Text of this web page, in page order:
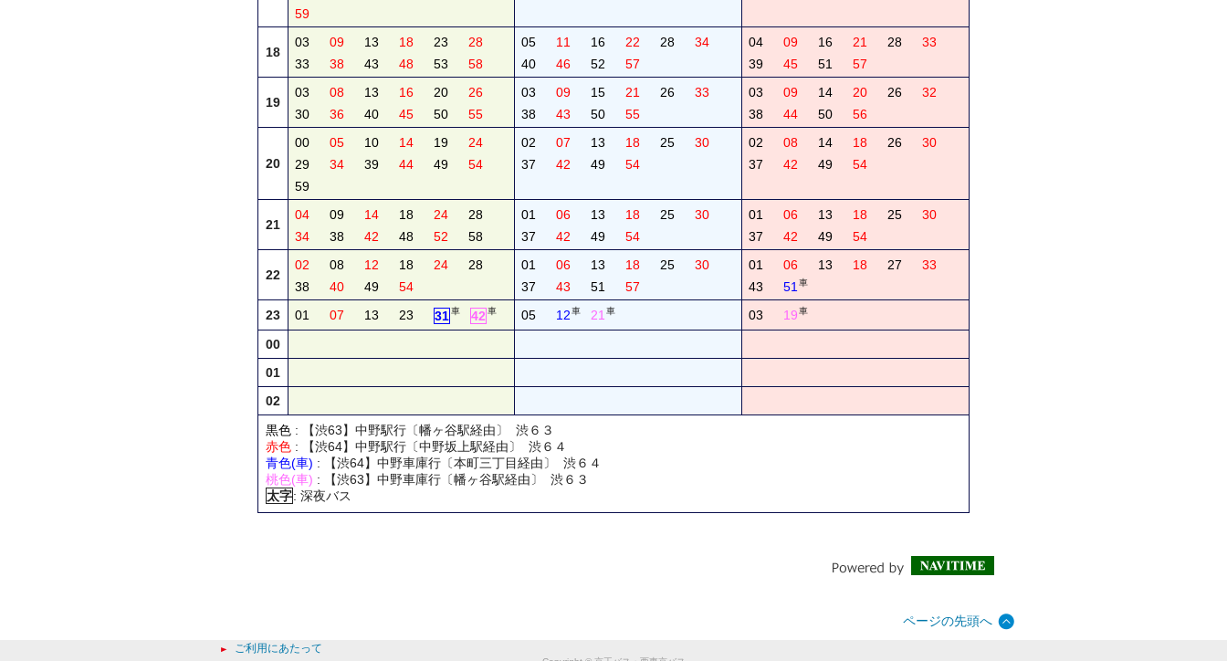
59
18
03 09 13 18 23
28
33
38 43 48 53 58
05 11 16 22 28
34
40
46 52 57
04 09 16 21 28
33
39
45 51 57
19
03 08 13 16 20
26
30
36 40 45 50 55
03 09 15 21 26
33
38
43 50 55
03 09 14 20 26
32
38
44 50 56
20
00 05 10 14 19
24
29
34 39 44 49
54
59
02 07 13 18 25
30
37
42 49 54
02 08 14 18 26
30
37
42 49 54
21
04 09 14 18 24
28
34
38 42 48 52 58
01 06 13 18 25
30
37
42 49 54
01 06 13 18 25
30
37
42 49 54
22
02 08 12 18 24
28
38
40 49 54
01 06 13 18 25
30
37
43 51 57
01 06 13 18 27
33
43
51 車
23 01 07 13 23 31車 42 車 05 12車 21 車 03 19車
00
01
02
黒色 : 【渋63】中野駅行〔幡ヶ谷駅経由〕 渋６３
赤色 : 【渋64】中野駅行〔中野坂上駅経由〕 渋６４
青色(車) : 【渋64】中野車庫行〔本町三丁目経由〕 渋６４
桃色(車) : 【渋63】中野車庫行〔幡ヶ谷駅経由〕 渋６３
太字: 深夜バス
ページの先頭へ
ご利用にあたって